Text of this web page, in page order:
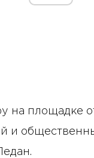
на площадке
и